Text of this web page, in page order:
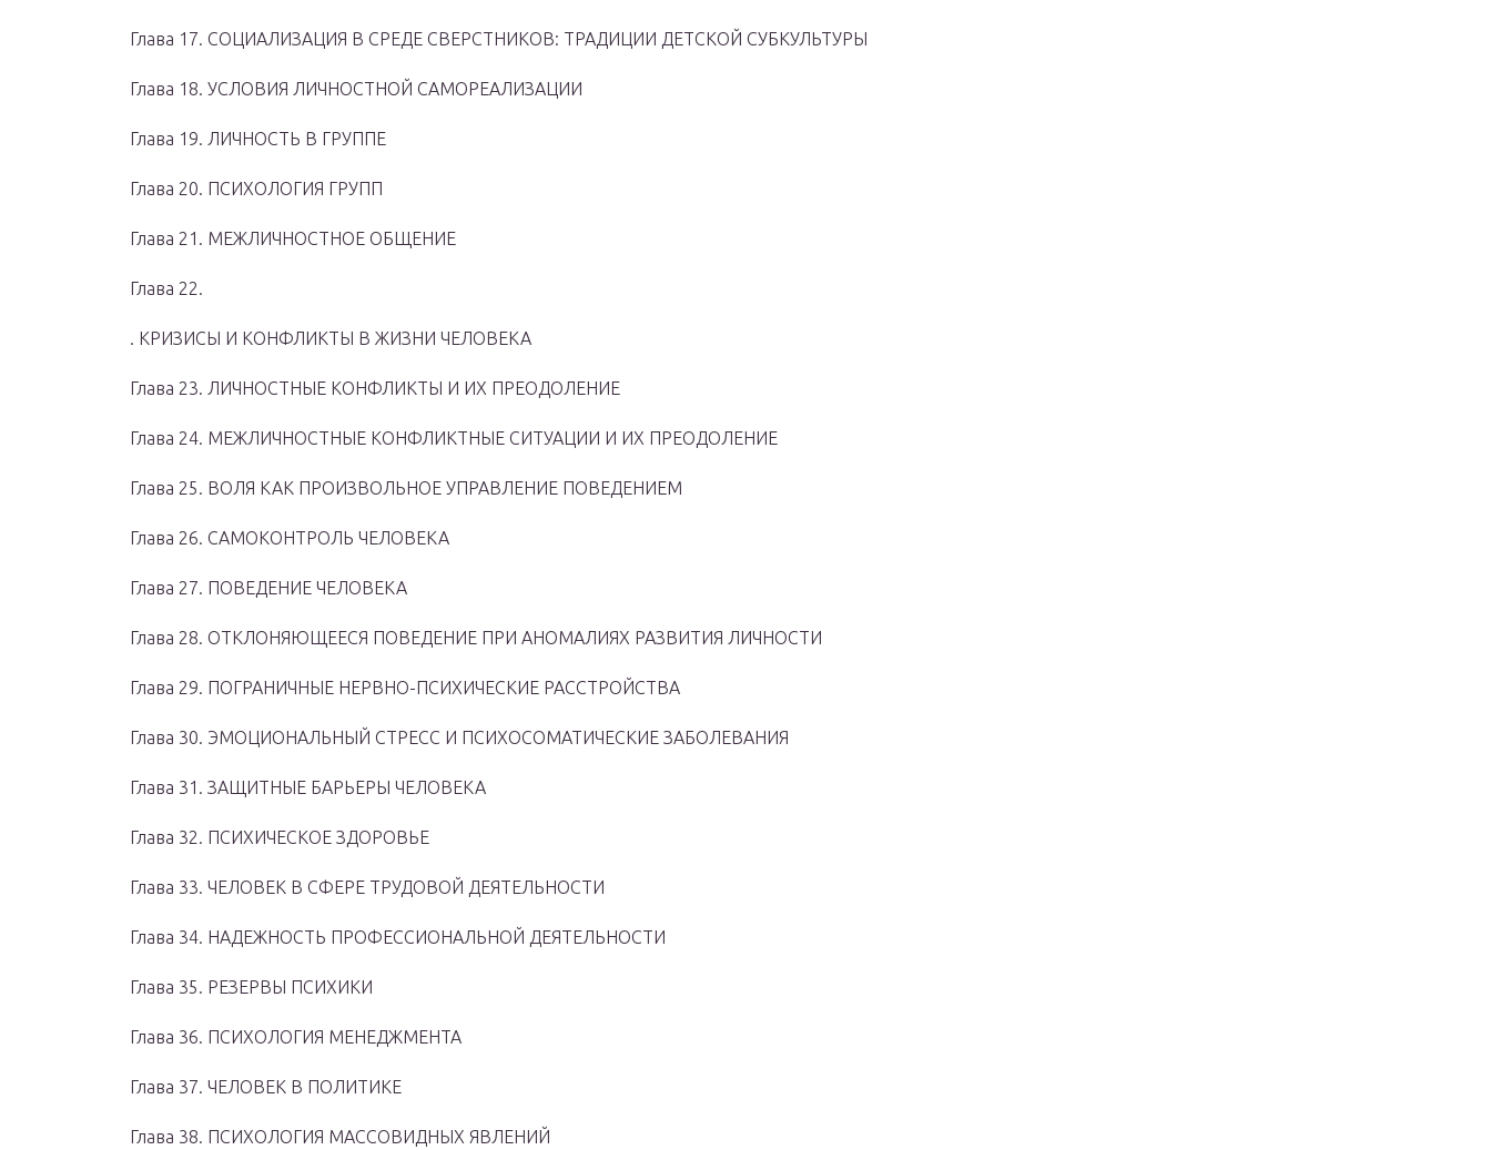
Глава 17. СОЦИАЛИЗАЦИЯ В СРЕДЕ СВЕРСТНИКОВ: ТРАДИЦИИ ДЕТСКОЙ СУБКУЛЬТУРЫ
Глава 18. УСЛОВИЯ ЛИЧНОСТНОЙ САМОРЕАЛИЗАЦИИ
Глава 19. ЛИЧНОСТЬ В ГРУППЕ
Глава 20. ПСИХОЛОГИЯ ГРУПП
Глава 21. МЕЖЛИЧНОСТНОЕ ОБЩЕНИЕ
Глава 22.
. КРИЗИСЫ И КОНФЛИКТЫ В ЖИЗНИ ЧЕЛОВЕКА
Глава 23. ЛИЧНОСТНЫЕ КОНФЛИКТЫ И ИХ ПРЕОДОЛЕНИЕ
Глава 24. МЕЖЛИЧНОСТНЫЕ КОНФЛИКТНЫЕ СИТУАЦИИ И ИХ ПРЕОДОЛЕНИЕ
Глава 25. ВОЛЯ КАК ПРОИЗВОЛЬНОЕ УПРАВЛЕНИЕ ПОВЕДЕНИЕМ
Глава 26. САМОКОНТРОЛЬ ЧЕЛОВЕКА
Глава 27. ПОВЕДЕНИЕ ЧЕЛОВЕКА
Глава 28. ОТКЛОНЯЮЩЕЕСЯ ПОВЕДЕНИЕ ПРИ АНОМАЛИЯХ РАЗВИТИЯ ЛИЧНОСТИ
Глава 29. ПОГРАНИЧНЫЕ НЕРВНО-ПСИХИЧЕСКИЕ РАССТРОЙСТВА
Глава 30. ЭМОЦИОНАЛЬНЫЙ СТРЕСС И ПСИХОСОМАТИЧЕСКИЕ ЗАБОЛЕВАНИЯ
Глава 31. ЗАЩИТНЫЕ БАРЬЕРЫ ЧЕЛОВЕКА
Глава 32. ПСИХИЧЕСКОЕ ЗДОРОВЬЕ
Глава 33. ЧЕЛОВЕК В СФЕРЕ ТРУДОВОЙ ДЕЯТЕЛЬНОСТИ
Глава 34. НАДЕЖНОСТЬ ПРОФЕССИОНАЛЬНОЙ ДЕЯТЕЛЬНОСТИ
Глава 35. РЕЗЕРВЫ ПСИХИКИ
Глава 36. ПСИХОЛОГИЯ МЕНЕДЖМЕНТА
Глава 37. ЧЕЛОВЕК В ПОЛИТИКЕ
Глава 38. ПСИХОЛОГИЯ МАССОВИДНЫХ ЯВЛЕНИЙ